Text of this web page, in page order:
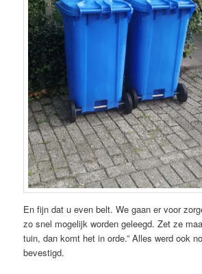
En fijn dat u even belt. We gaan er voor
zo snel mogelijk worden geleegd. Zet ze
tuin, dan komt het in orde.” Alles werd ook
bevestigd.